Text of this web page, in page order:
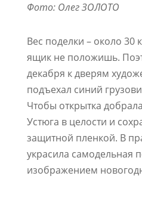
Фото: Олег ЗОЛОТО
Вес поделки – около 30
ящик не положишь.
декабря к дверям
подъехал синий
Чтобы открытка
Устюга в целости и
защитной пленкой. В
украсила самодельная
изображением